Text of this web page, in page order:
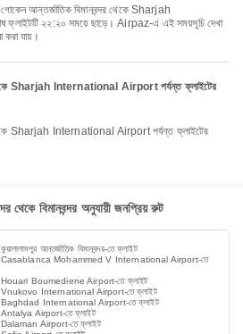
ফ্লাইটটি ২২:২০ সময়ে ছাড়ে। Airpaz-এ এই সময়সূচি দেখা
করা যায়।
থেকে Sharjah International Airport পর্যন্ত ফ্লাইটের
থেকে বিমানবন্দর অনুযায়ী জনপ্রিয় রুট
আন্তর্জাতিক বিমানবন্দর-তে ফ্লাইট
থেকে Casablanca Mohammed V International Airport-তে
Houari Boumediene Airport-তে ফ্লাইট
Vnukovo International Airport-তে ফ্লাইট
Baghdad International Airport-তে ফ্লাইট
Antalya Airport-তে ফ্লাইট
Dalaman Airport-তে ফ্লাইট